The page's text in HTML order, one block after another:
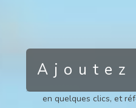
Ajoutez
en quelques clics, et